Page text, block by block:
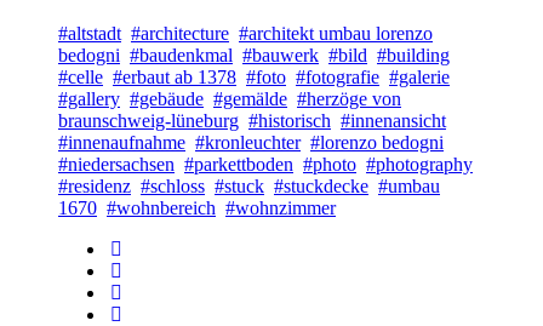
#altstadt #architecture #architekt umbau lorenzo
bedogni #baudenkmal #bauwerk #bild #building
#celle #erbaut ab 1378 #foto #fotografie #galerie
#gallery #gebäude #gemälde #herzöge von
braunschweig-lüneburg #historisch #innenansicht
#innenaufnahme #kronleuchter #lorenzo bedogni
#niedersachsen #parkettboden #photo #photography
#residenz #schloss #stuck #stuckdecke #umbau
1670 #wohnbereich #wohnzimmer